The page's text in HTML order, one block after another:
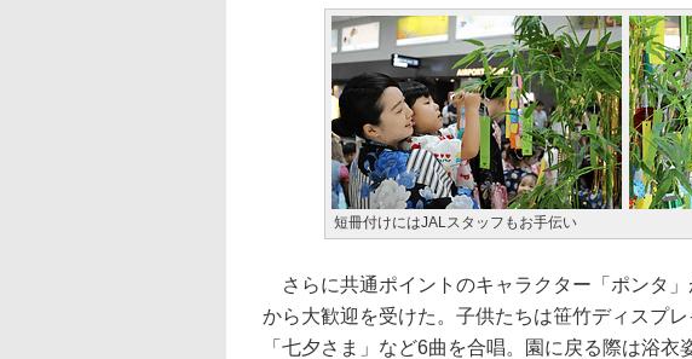
短冊付けにはJALスタッフもお手伝い
さらに共通ポイントのキャラクター「ポンタ
から大歓迎を受けた。子供たちは笹竹ディスプ
「七夕さま」など6曲を合唱。園に戻る際は浴